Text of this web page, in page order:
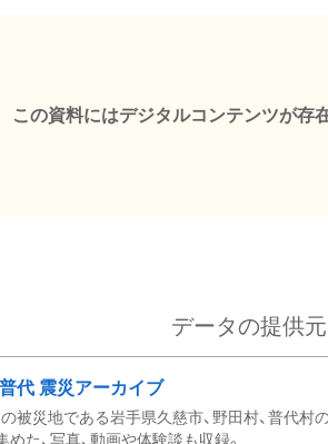
この資料にはデジタルコンテンツが存
データの提供元
普代 震災アーカイブ
被災地である岩手県久慈市、野田村、普代
めた、写真、動画や体験談も収録。